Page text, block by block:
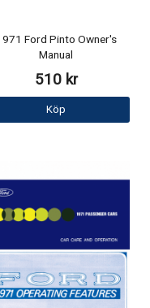
Ford Pinto Owner's
Manual
510 kr
Köp